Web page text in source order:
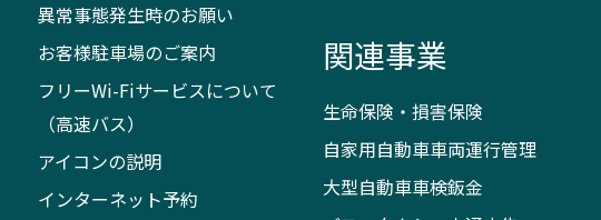
異常事態発生時のお願い
お客様駐車場のご案内
フリーWi-Fiサービスについて
（高速バス）
アイコンの説明
インターネット予約
関連事業
生命保険・損害保険
自家用自動車車両運行管理
大型自動車車検鈑金